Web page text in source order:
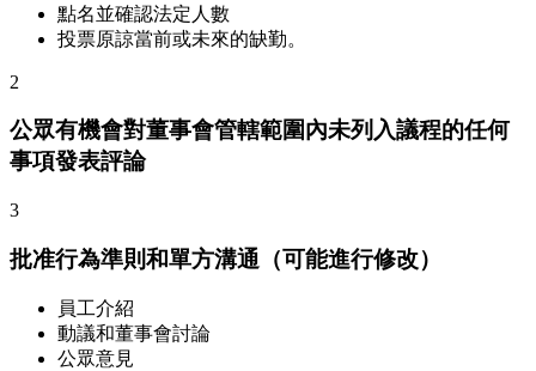
點名並確認法定人數
投票原諒當前或未來的缺勤。
2
公眾有機會對董事會管轄範圍內未列入議程的任何
事項發表評論
3
批准行為準則和單方溝通（可能進行修改）
員工介紹
動議和董事會討論
公眾意見